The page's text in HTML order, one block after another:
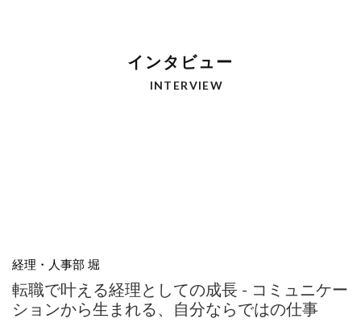
インタビュー
INTERVIEW
経理・人事部 堀
転職で叶える経理としての成長 - コミュニケー
ションから生まれる、自分ならではの仕事